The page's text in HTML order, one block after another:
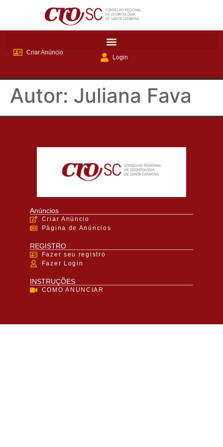
Criar Anúncio
Login
Autor: Juliana Fava
Anúncios
Criar Anúncio
Página de Anúncios
REGISTRO
Fazer seu registro
Fazer Login
INSTRUÇÕES
COMO ANUNCIAR